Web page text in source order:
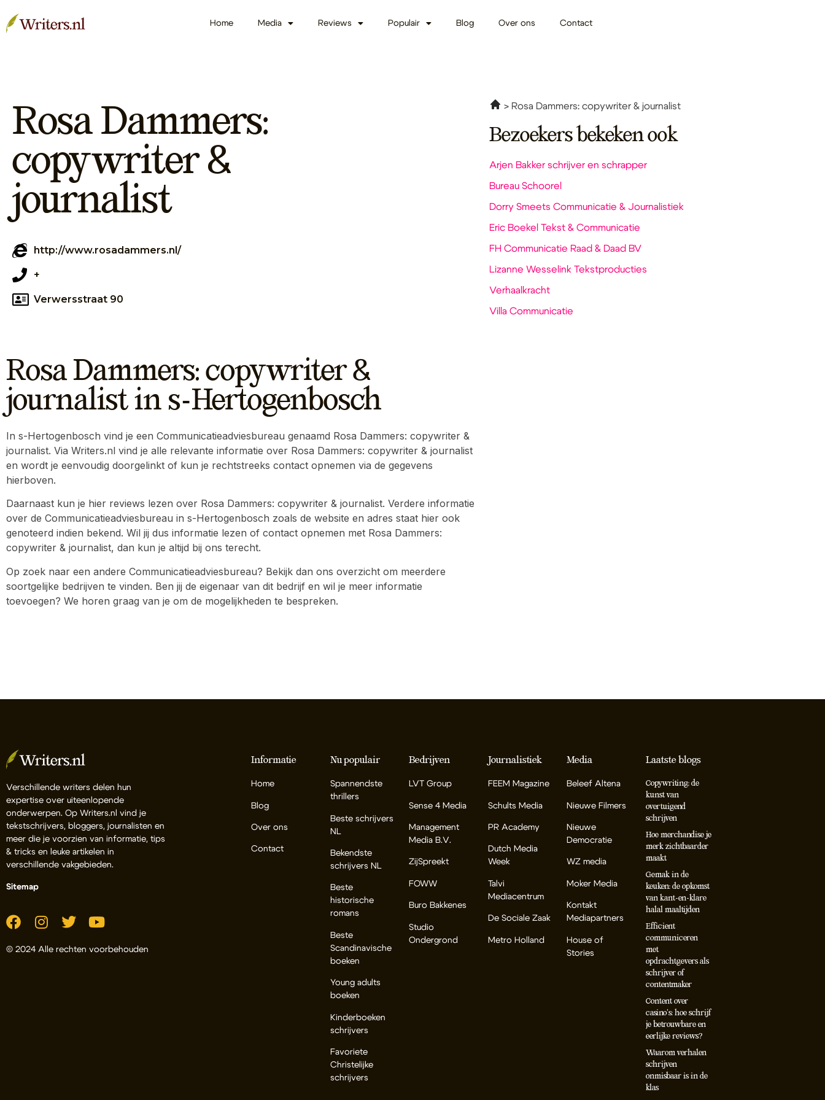
Home Media Reviews Populair Blog Over ons Contact
Rosa Dammers:
copywriter &
journalist
http://www.rosadammers.nl/
+
Verwersstraat 90
Rosa Dammers: copywriter &
journalist in s-Hertogenbosch
In s-Hertogenbosch vind je een Communicatieadviesbureau genaamd Rosa Dammers: copywriter &
journalist. Via Writers.nl vind je alle relevante informatie over Rosa Dammers: copywriter & journalist
en wordt je eenvoudig doorgelinkt of kun je rechtstreeks contact opnemen via de gegevens
hierboven.
Daarnaast kun je hier reviews lezen over Rosa Dammers: copywriter & journalist. Verdere informatie
over de Communicatieadviesbureau in s-Hertogenbosch zoals de website en adres staat hier ook
genoteerd indien bekend. Wil jij dus informatie lezen of contact opnemen met Rosa Dammers:
copywriter & journalist, dan kun je altijd bij ons terecht.
Op zoek naar een andere Communicatieadviesbureau? Bekijk dan ons overzicht om meerdere
soortgelijke bedrijven te vinden. Ben jij de eigenaar van dit bedrijf en wil je meer informatie
toevoegen? We horen graag van je om de mogelijkheden te bespreken.
Rosa Dammers: copywriter & journalist
Bezoekers bekeken ook
Arjen Bakker schrijver en schrapper
Bureau Schoorel
Dorry Smeets Communicatie & Journalistiek
Eric Boekel Tekst & Communicatie
FH Communicatie Raad & Daad BV
Lizanne Wesselink Tekstproducties
Verhaalkracht
Villa Communicatie
Verschillende writers delen hun
expertise over uiteenlopende
onderwerpen. Op Writers.nl vind je
tekstschrijvers, bloggers, journalisten en
meer die je voorzien van informatie, tips
& tricks en leuke artikelen in
verschillende vakgebieden.
Sitemap
© 2024 Alle rechten voorbehouden
Informatie
Home
Blog
Over ons
Contact
Nu populair
Spannendste
thrillers
Beste schrijvers
NL
Bekendste
schrijvers NL
Beste
historische
romans
Beste
Scandinavische
boeken
Young adults
boeken
Kinderboeken
schrijvers
Favoriete
Christelijke
schrijvers
Bedrijven
LVT Group
Sense 4 Media
Management
Media B.V.
ZijSpreekt
FOWW
Buro Bakkenes
Studio
Ondergrond
Journalistiek
FEEM Magazine
Schults Media
PR Academy
Dutch Media
Week
Talvi
Mediacentrum
De Sociale Zaak
Metro Holland
Media
Beleef Altena
Nieuwe Filmers
Nieuwe
Democratie
WZ media
Moker Media
Kontakt
Mediapartners
House of
Stories
Laatste blogs
Copywriting: de
kunst van
overtuigend
schrijven
Hoe merchandise je
merk zichtbaarder
maakt
Gemak in de
keuken: de opkomst
van kant-en-klare
halal maaltijden
Efficient
communiceren
met
opdrachtgevers als
schrijver of
contentmaker
Content over
casino’s: hoe schrijf
je betrouwbare en
eerlijke reviews?
Waarom verhalen
schrijven
onmisbaar is in de
klas